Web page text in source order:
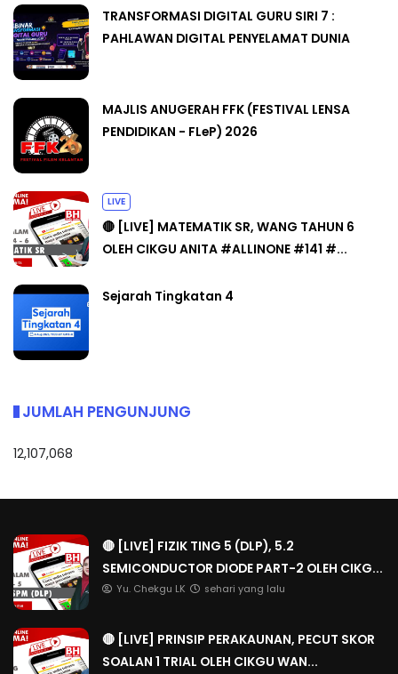
TRANSFORMASI DIGITAL GURU SIRI 7 :
PAHLAWAN DIGITAL PENYELAMAT DUNIA
MAJLIS ANUGERAH FFK (FESTIVAL LENSA
PENDIDIKAN - FLeP) 2026
LIVE
🔴 [LIVE] MATEMATIK SR, WANG TAHUN 6
OLEH CIKGU ANITA #ALLINONE #141 #...
Sejarah Tingkatan 4
JUMLAH PENGUNJUNG
12,107,068
🔴 [LIVE] FIZIK TING 5 (DLP), 5.2
SEMICONDUCTOR DIODE PART-2 OLEH CIKG...
Yu. Chekgu LK sehari yang lalu
🔴 [LIVE] PRINSIP PERAKAUNAN, PECUT SKOR
SOALAN 1 TRIAL OLEH CIKGU WAN...